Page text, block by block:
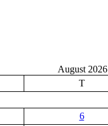
August 2026
T
6